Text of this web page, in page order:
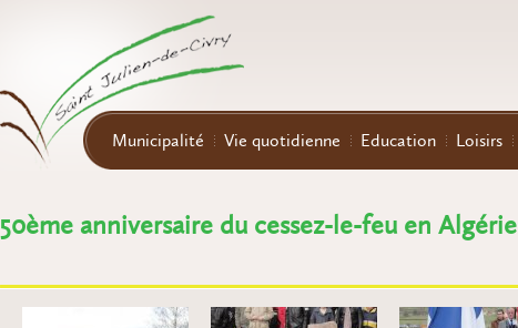
Municipalité Vie quotidienne Education Loisirs
50ème anniversaire du cessez-le-feu en Algérie